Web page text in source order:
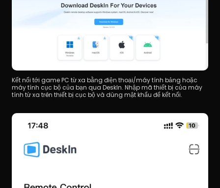
Kết nối tới game PC từ xa bằng điện thoại/máy tính bảng hoặc
máy tính cục bộ của bạn qua DeskIn. Nhập mã thiết bị của máy
tính từ xa trên thiết bị cục bộ và dùng mật khẩu để kết nối.